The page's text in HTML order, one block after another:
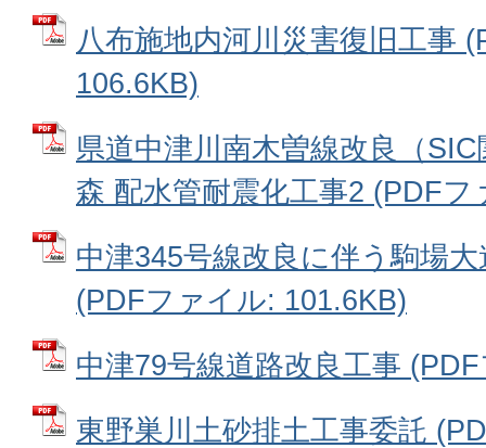
八布施地内河川災害復旧工事
106.6KB)
県道中津川南木曽線改良（
森 配水管耐震化工事2 (PDF
中津345号線改良に伴う駒場
(PDFファイル: 101.6KB)
中津79号線道路改良工事
東野巣川土砂排土工事委託